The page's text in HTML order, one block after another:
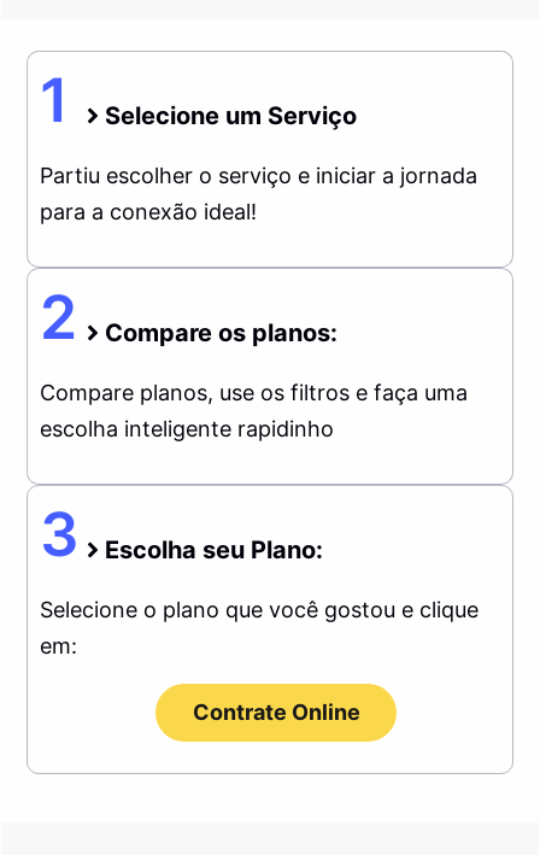
de
Banda
no
Brasil
1 Selecione um Serviço
Partiu escolher o serviço e iniciar a jornada
para a conexão ideal!
2 Compare os planos:
Compare planos, use os filtros e faça uma
escolha inteligente rapidinho
3 Escolha seu Plano:
Selecione o plano que você gostou e clique
em:
Contrate Online